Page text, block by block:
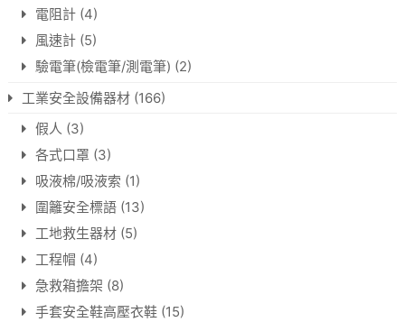
電阻計 (4)
風速計 (5)
驗電筆(檢電筆/測電筆) (2)
工業安全設備器材 (166)
假人 (3)
各式口罩 (3)
吸液棉/吸液索 (1)
圍籬安全標語 (13)
工地救生器材 (5)
工程帽 (4)
急救箱擔架 (8)
手套安全鞋高壓衣鞋 (15)